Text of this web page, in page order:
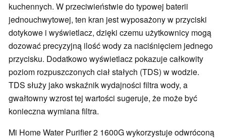
kuchennych. W przeciwieństwie do typowej baterii
jednouchwytowej, ten kran jest wyposażony w przyciski
dotykowe i wyświetlacz, dzięki czemu użytkownicy mogą
dozować precyzyjną ilość wody za naciśnięciem jednego
przycisku. Dodatkowo wyświetlacz pokazuje całkowity
poziom rozpuszczonych ciał stałych (TDS) w wodzie.
TDS służy jako wskaźnik wydajności filtra wody, a
gwałtowny wzrost tej wartości sugeruje, że może być
konieczna wymiana filtra.
Mi Home Water Purifier 2 1600G wykorzystuje odwróconą